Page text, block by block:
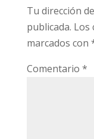
Tu dirección
publicada. Los
marcados con
Comentario *